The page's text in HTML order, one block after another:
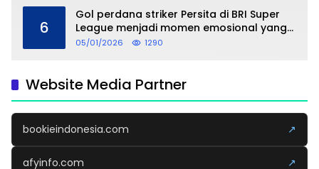
6
Gol perdana striker Persita di BRI Super
League menjadi momen emosional yang
dipersembahkan untuk sang buah hati
05/01/2026 1290
Website Media Partner
bookieindonesia.com ↗
afyinfo.com ↗